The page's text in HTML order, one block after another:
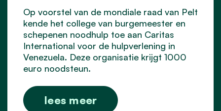
Op voorstel van de mondiale raad van Pelt
kende het college van burgemeester en
schepenen noodhulp toe aan Caritas
International voor de hulpverlening in
Venezuela. Deze organisatie krijgt 1000
euro noodsteun.
lees meer